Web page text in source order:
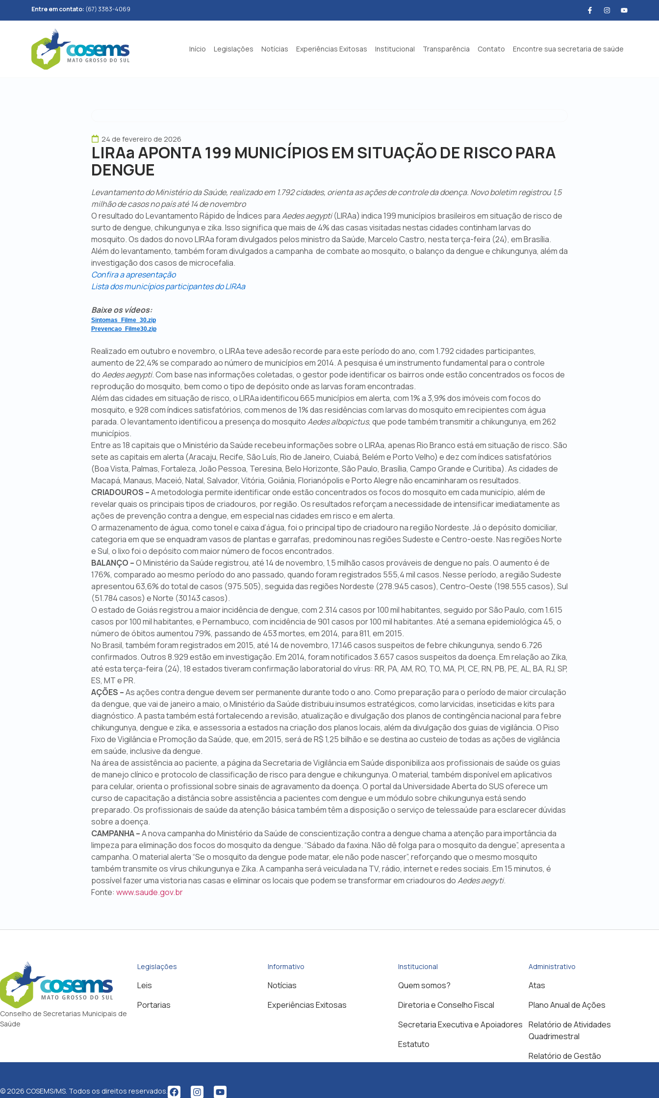
Entre em contato: (67) 3383-4069
Início Legislações Notícias Experiências Exitosas Institucional Transparência Contato Encontre sua secretaria de saúde
24 de fevereiro de 2026
LIRAa APONTA 199 MUNICÍPIOS EM SITUAÇÃO DE RISCO PARA
DENGUE
Levantamento do Ministério da Saúde, realizado em 1.792 cidades, orienta as ações de controle da doença. Novo boletim registrou 1,5
milhão de casos no país até 14 de novembro
O resultado do Levantamento Rápido de Índices paraAedes aegypti(LIRAa) indica 199 municípios brasileiros em situação de risco de
surto de dengue, chikungunya e zika. Isso significa que mais de 4% das casas visitadas nestas cidades continham larvas do
mosquito. Os dados do novo LIRAa foram divulgados pelos ministro da Saúde, Marcelo Castro, nesta terça-feira (24), em Brasília.
Além do levantamento, também foram divulgados a campanha de combate ao mosquito, o balanço da dengue e chikungunya, além da
investigação dos casos de microcefalia.
Confira a apresentação
Lista dos municípios participantes do LIRAa
Baixe os vídeos:
Sintomas_Filme_30.zip
Prevencao_Filme30.zip
Realizado em outubro e novembro, o LIRAa teve adesão recorde para este período do ano, com 1.792 cidades participantes,
aumento de 22,4% se comparado ao número de municípios em 2014. A pesquisa é um instrumento fundamental para o controle
doAedes aegypti. Com base nas informações coletadas, o gestor pode identificar os bairros onde estão concentrados os focos de
reprodução do mosquito, bem como o tipo de depósito onde as larvas foram encontradas.
Além das cidades em situação de risco, o LIRAa identificou 665 municípios em alerta, com 1% a 3,9% dos imóveis com focos do
mosquito, e 928 com índices satisfatórios, com menos de 1% das residências com larvas do mosquito em recipientes com água
parada. O levantamento identificou a presença do mosquitoAedes albopictus, que pode também transmitir a chikungunya, em 262
municípios.
Entre as 18 capitais que o Ministério da Saúde recebeu informações sobre o LIRAa, apenas Rio Branco está em situação de risco. São
sete as capitais em alerta (Aracaju, Recife, São Luís, Rio de Janeiro, Cuiabá, Belém e Porto Velho) e dez com índices satisfatórios
(Boa Vista, Palmas, Fortaleza, João Pessoa, Teresina, Belo Horizonte, São Paulo, Brasília, Campo Grande e Curitiba). As cidades de
Macapá, Manaus, Maceió, Natal, Salvador, Vitória, Goiânia, Florianópolis e Porto Alegre não encaminharam os resultados.
CRIADOUROS –A metodologia permite identificar onde estão concentrados os focos do mosquito em cada município, além de
revelar quais os principais tipos de criadouros, por região. Os resultados reforçam a necessidade de intensificar imediatamente as
ações de prevenção contra a dengue, em especial nas cidades em risco e em alerta.
O armazenamento de água, como tonel e caixa d’água, foi o principal tipo de criadouro na região Nordeste. Já o depósito domiciliar,
categoria em que se enquadram vasos de plantas e garrafas, predominou nas regiões Sudeste e Centro-oeste. Nas regiões Norte
e Sul, o lixo foi o depósito com maior número de focos encontrados.
BALANÇO –O Ministério da Saúde registrou, até 14 de novembro, 1,5 milhão casos prováveis de dengue no país. O aumento é de
176%, comparado ao mesmo período do ano passado, quando foram registrados 555,4 mil casos. Nesse período, a região Sudeste
apresentou 63,6% do total de casos (975.505), seguida das regiões Nordeste (278.945 casos), Centro-Oeste (198.555 casos), Sul
(51.784 casos) e Norte (30.143 casos).
O estado de Goiás registrou a maior incidência de dengue, com 2.314 casos por 100 mil habitantes, seguido por São Paulo, com 1.615
casos por 100 mil habitantes, e Pernambuco, com incidência de 901 casos por 100 mil habitantes. Até a semana epidemiológica 45, o
número de óbitos aumentou 79%, passando de 453 mortes, em 2014, para 811, em 2015.
No Brasil, também foram registrados em 2015, até 14 de novembro, 17.146 casos suspeitos de febre chikungunya, sendo 6.726
confirmados. Outros 8.929 estão em investigação. Em 2014, foram notificados 3.657 casos suspeitos da doença. Em relação ao Zika,
até esta terça-feira (24), 18 estados tiveram confirmação laboratorial do vírus: RR, PA, AM, RO, TO, MA, PI, CE, RN, PB, PE, AL, BA, RJ, SP,
ES, MT e PR.
AÇÕES –As ações contra dengue devem ser permanente durante todo o ano. Como preparação para o período de maior circulação
da dengue, que vai de janeiro a maio, o Ministério da Saúde distribuiu insumos estratégicos, como larvicidas, inseticidas e kits para
diagnóstico. A pasta também está fortalecendo a revisão, atualização e divulgação dos planos de contingência nacional para febre
chikungunya, dengue e zika, e assessoria a estados na criação dos planos locais, além da divulgação dos guias de vigilância. O Piso
Fixo de Vigilância e Promoção da Saúde, que, em 2015, será de R$ 1,25 bilhão e se destina ao custeio de todas as ações de vigilância
em saúde, inclusive da dengue.
Na área de assistência ao paciente, a página da Secretaria de Vigilância em Saúde disponibiliza aos profissionais de saúde os guias
de manejo clínico e protocolo de classificação de risco para dengue e chikungunya. O material, também disponível em aplicativos
para celular, orienta o profissional sobre sinais de agravamento da doença. O portal da Universidade Aberta do SUS oferece um
curso de capacitação a distância sobre assistência a pacientes com dengue e um módulo sobre chikungunya está sendo
preparado. Os profissionais de saúde da atenção básica também têm a disposição o serviço de telessaúde para esclarecer dúvidas
sobre a doença.
CAMPANHA –A nova campanha do Ministério da Saúde de conscientização contra a dengue chama a atenção para importância da
limpeza para eliminação dos focos do mosquito da dengue. “Sábado da faxina. Não dê folga para o mosquito da dengue”, apresenta a
campanha. O material alerta “Se o mosquito da dengue pode matar, ele não pode nascer”, reforçando que o mesmo mosquito
também transmite os vírus chikungunya e Zika. A campanha será veiculada na TV, rádio, internet e redes sociais. Em 15 minutos, é
possível fazer uma vistoria nas casas e eliminar os locais que podem se transformar em criadouros doAedes aegyti.
Fonte: www.saude.gov.br
Conselho de Secretarias Municipais de
Saúde
Legislações
Leis
Portarias
Informativo
Notícias
Experiências Exitosas
Institucional
Quem somos?
Diretoria e Conselho Fiscal
Secretaria Executiva e Apoiadores
Estatuto
Administrativo
Atas
Plano Anual de Ações
Relatório de Atividades
Quadrimestral
Relatório de Gestão
© 2026 COSEMS/MS. Todos os direitos reservados.